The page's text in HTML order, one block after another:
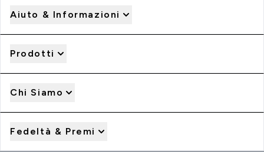
Aiuto & Informazioni
Prodotti
Chi Siamo
Fedeltà & Premi